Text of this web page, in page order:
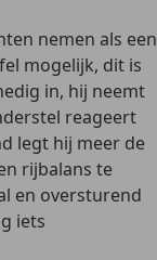
nemen als een
mogelijk, dit is
in, hij neemt
reageert
legt hij meer de
rijbalans te
en oversturend
iets